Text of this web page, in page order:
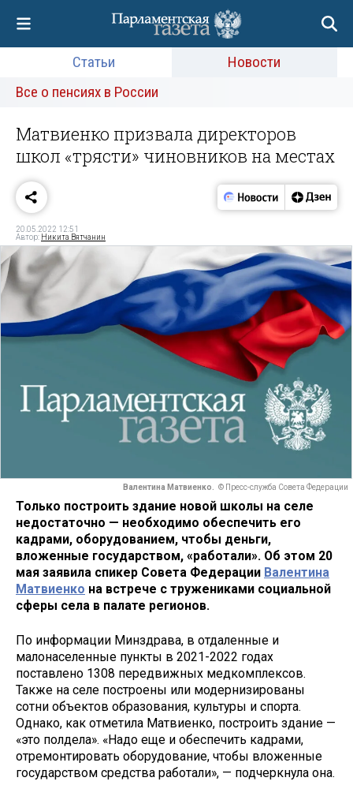
Статьи
Новости
Все о пенсиях в России
Матвиенко призвала директоров
школ «трясти» чиновников на местах
20.05.2022 12:51
Автор: Никита Вятчанин
Валентина Матвиенко. © Пресс-служба Совета Федерации
Только построить здание новой школы на селе
недостаточно — необходимо обеспечить его
кадрами, оборудованием, чтобы деньги,
вложенные государством, «работали». Об этом 20
мая заявила спикер Совета Федерации Валентина
Матвиенко на встрече с тружениками социальной
сферы села в палате регионов.
По информации Минздрава, в отдаленные и
малонаселенные пункты в 2021-2022 годах
поставлено 1308 передвижных медкомплексов.
Также на селе построены или модернизированы
сотни объектов образования, культуры и спорта.
Однако, как отметила Матвиенко, построить здание —
«это полдела». «Надо еще и обеспечить кадрами,
отремонтировать оборудование, чтобы вложенные
государством средства работали», — подчеркнула она.